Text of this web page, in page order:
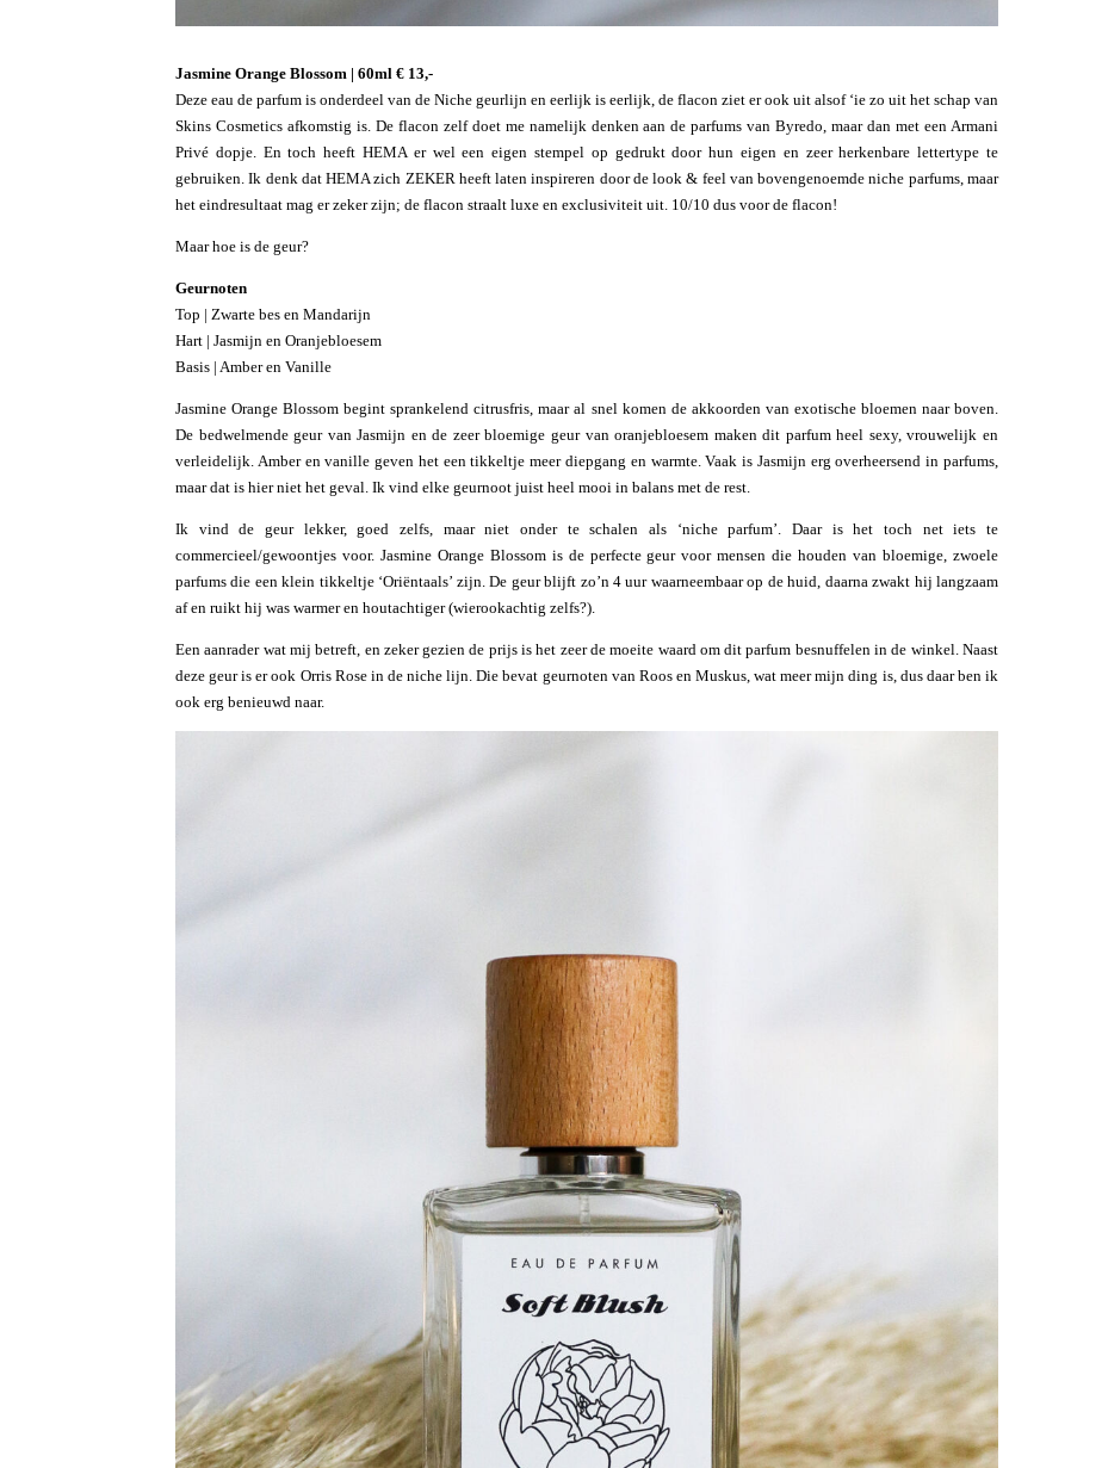
Jasmine Orange Blossom | 60ml € 13,-
Deze eau de parfum is onderdeel van de Niche geurlijn en eerlijk is eerlijk, de flacon ziet er ook uit alsof ‘ie zo uit het schap van
Skins Cosmetics afkomstig is. De flacon zelf doet me namelijk denken aan de parfums van Byredo, maar dan met een Armani
Privé dopje. En toch heeft HEMA er wel een eigen stempel op gedrukt door hun eigen en zeer herkenbare lettertype te
gebruiken. Ik denk dat HEMA zich ZEKER heeft laten inspireren door de look & feel van bovengenoemde niche parfums, maar
het eindresultaat mag er zeker zijn; de flacon straalt luxe en exclusiviteit uit. 10/10 dus voor de flacon!
Maar hoe is de geur?
Geurnoten
Top | Zwarte bes en Mandarijn
Hart | Jasmijn en Oranjebloesem
Basis | Amber en Vanille
Jasmine Orange Blossom begint sprankelend citrusfris, maar al snel komen de akkoorden van exotische bloemen naar boven.
De bedwelmende geur van Jasmijn en de zeer bloemige geur van oranjebloesem maken dit parfum heel sexy, vrouwelijk en
verleidelijk. Amber en vanille geven het een tikkeltje meer diepgang en warmte. Vaak is Jasmijn erg overheersend in parfums,
maar dat is hier niet het geval. Ik vind elke geurnoot juist heel mooi in balans met de rest.
Ik vind de geur lekker, goed zelfs, maar niet onder te schalen als ‘niche parfum’. Daar is het toch net iets te
commercieel/gewoontjes voor. Jasmine Orange Blossom is de perfecte geur voor mensen die houden van bloemige, zwoele
parfums die een klein tikkeltje ‘Oriëntaals’ zijn. De geur blijft zo’n 4 uur waarneembaar op de huid, daarna zwakt hij langzaam
af en ruikt hij was warmer en houtachtiger (wierookachtig zelfs?).
Een aanrader wat mij betreft, en zeker gezien de prijs is het zeer de moeite waard om dit parfum besnuffelen in de winkel. Naast
deze geur is er ook Orris Rose in de niche lijn. Die bevat geurnoten van Roos en Muskus, wat meer mijn ding is, dus daar ben ik
ook erg benieuwd naar.